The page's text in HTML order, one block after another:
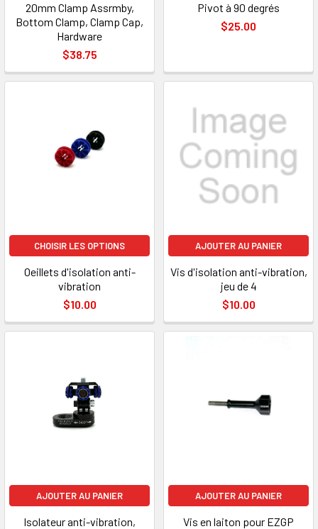
20mm Clamp Assrmby,
Bottom Clamp, Clamp Cap,
Hardware
$38.75
Pivot à 90 degrés
$25.00
CHOISIR LES OPTIONS
Oeillets d'isolation anti-
vibration
$10.00
AJOUTER AU PANIER
Vis d'isolation anti-vibration,
jeu de 4
$10.00
AJOUTER AU PANIER
Isolateur anti-vibration,
AJOUTER AU PANIER
Vis en laiton pour EZGP